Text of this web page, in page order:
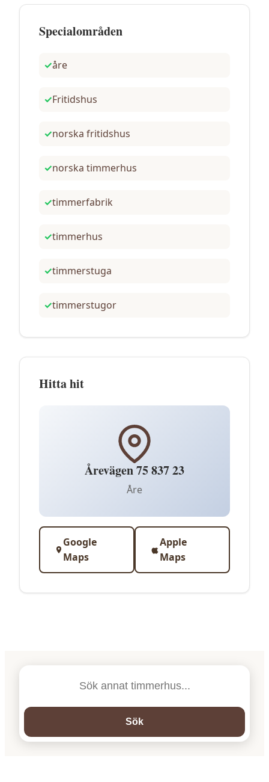
Specialområden
✓åre
✓Fritidshus
✓norska fritidshus
✓norska timmerhus
✓timmerfabrik
✓timmerhus
✓timmerstuga
✓timmerstugor
Hitta hit
Årevägen 75 837 23
Åre
Google
Maps
Apple
Maps
Sök